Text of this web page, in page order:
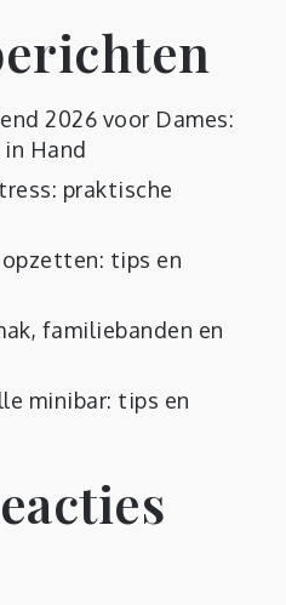
2026 voor Dames:
Hand
praktische
tips en
familiebanden en
minibar: tips en